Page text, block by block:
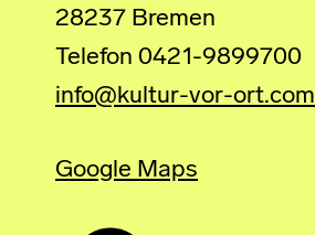
28237 Bremen
Telefon 0421-9899700
info@kultur-vor-ort.com
Google Maps